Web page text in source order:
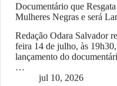
Documentário que
Mulheres Negras e será
Redação Odara Salvador
feira 14 de julho, às
lançamento do
…
jul 10, 2026